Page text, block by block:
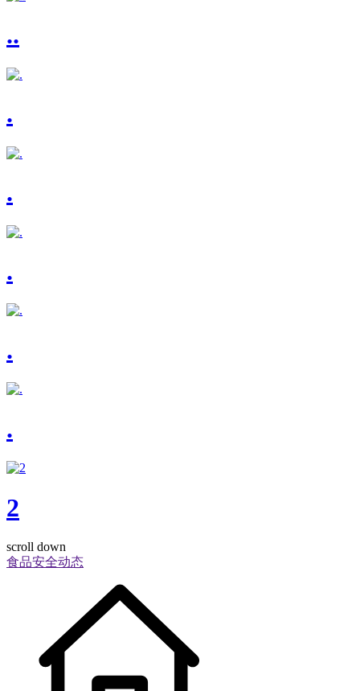
..
.
.
.
.
.
2
scroll down
食品安全动态